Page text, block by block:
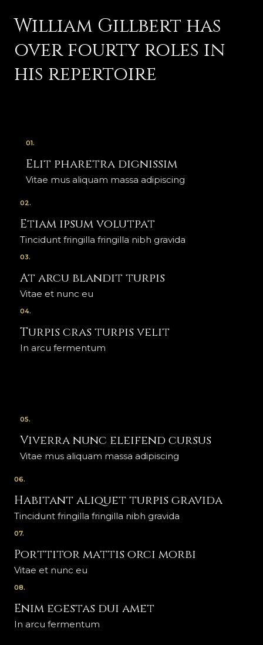
William Gillbert has
over fourty roles in
his repertoire
01.
Elit pharetra dignissim
Vitae mus aliquam massa adipiscing
02.
Etiam ipsum volutpat
Tincidunt fringilla fringilla nibh gravida
03.
At arcu blandit turpis
Vitae et nunc eu
04.
Turpis cras turpis velit
In arcu fermentum
05.
Viverra nunc eleifend cursus
Vitae mus aliquam massa adipiscing
06.
Habitant aliquet turpis gravida
Tincidunt fringilla fringilla nibh gravida
07.
Porttitor mattis orci morbi
Vitae et nunc eu
08.
Enim egestas dui amet
In arcu fermentum